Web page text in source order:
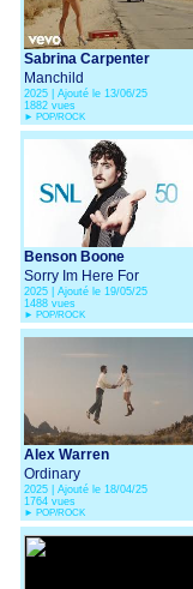
Sabrina Carpenter
Manchild
2025 | Ajouté le 13/06/25
1882 vues
► POP/ROCK
Benson Boone
Sorry Im Here For
Someone Else
2025 | Ajouté le 19/05/25
1488 vues
► POP/ROCK
Alex Warren
Ordinary
2025 | Ajouté le 18/04/25
1764 vues
► POP/ROCK